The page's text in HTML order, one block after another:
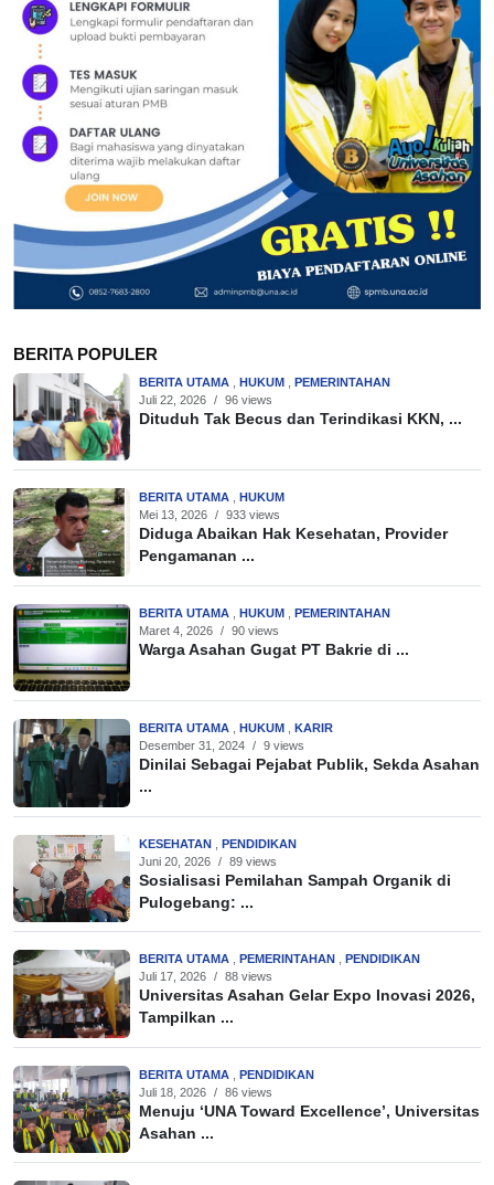
BERITA POPULER
BERITA UTAMA HUKUM
PEMERINTAHAN
Juli 22, 2026 / 96 views
Dituduh Tak Becus dan Terindikasi KKN, ...
BERITA UTAMA , HUKUM
Mei 13, 2026 / 933 views
Diduga Abaikan Hak Kesehatan, Provider
Pengamanan ...
BERITA UTAMA HUKUM
PEMERINTAHAN
Maret 4, 2026 / 90 views
Warga Asahan Gugat PT Bakrie di ...
BERITA UTAMA , HUKUM , KARIR
Desember 31, 2024 / 9 views
Dinilai Sebagai Pejabat Publik, Sekda Asahan
...
KESEHATAN
PENDIDIKAN
Juni 20, 2026 / 89 views
Sosialisasi Pemilahan Sampah Organik di
Pulogebang: ...
BERITA UTAMA , PEMERINTAHAN , PENDIDIKAN
Juli 17, 2026 / 88 views
Universitas Asahan Gelar Expo Inovasi 2026,
Tampilkan ...
BERITA UTAMA
PENDIDIKAN
Juli 18, 2026 / 86 views
Menuju ‘UNA Toward Excellence’, Universitas
Asahan ...